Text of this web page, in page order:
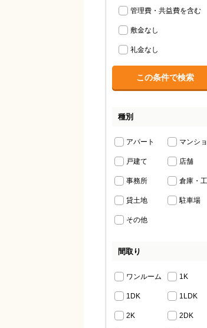
管理費・共益費を含む
敷金なし
礼金なし
種別
アパート マンシ
戸建て 店舗
事務所 倉庫・
貸土地 駐車場
その他
間取り
ワンルーム 1K
1DK 1LDK
2K 2DK